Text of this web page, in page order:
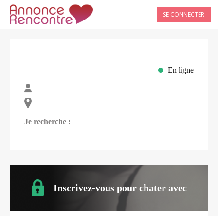
SE CONNECTER
En ligne
Je recherche :
Inscrivez-vous pour chater avec